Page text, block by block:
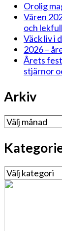
Orolig
Våren
och
Väck liv i
2026 –
Årets
stjärnor
Arkiv
Arkiv
Kategorier